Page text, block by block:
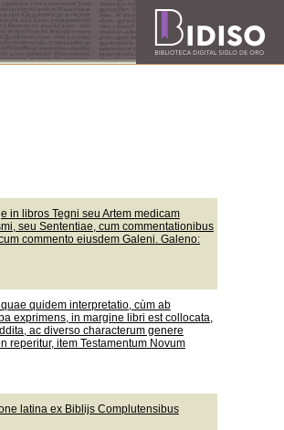
in libros Tegni seu Artem medicam
seu Sententiae, cum commentationibus
commento eiusdem Galeni. Galeno:
quidem interpretatio, cùm ab
exprimens, in margine libri est collocata,
ac diverso characterum genere
reperitur, item Testamentum Novum
latina ex Biblijs Complutensibus